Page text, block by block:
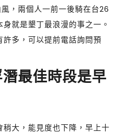
，兩個人一前一後騎在台26
就是墾丁最浪漫的事之一。
多，可以提前電話詢問預
最佳時段是早
大，能見度也下降，早上十